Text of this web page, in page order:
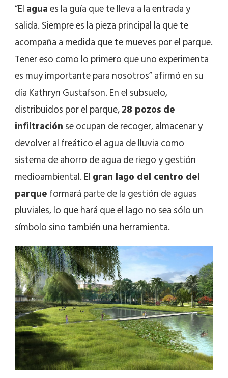
“Elaguaes la guía que te lleva a la entrada y
salida. Siempre es la pieza principal la que te
acompaña a medida que te mueves por el parque.
Tener eso como lo primero que uno experimenta
es muy importante para nosotros” afirmó en su
día Kathryn Gustafson. En el subsuelo,
distribuidos por el parque,28 pozos de
infiltraciónse ocupan de recoger, almacenar y
devolver al freático el agua de lluvia como
sistema de ahorro de agua de riego y gestión
medioambiental. Elgran lago del centro del
parqueformará parte de la gestión de aguas
pluviales, lo que hará que el lago no sea sólo un
símbolo sino también una herramienta.